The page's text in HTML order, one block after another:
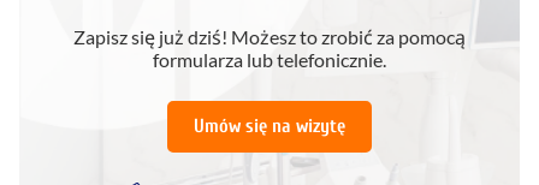
Zapisz się już dziś! Możesz to zrobić za pomocą
formularza lub telefonicznie.
Umów się na wizytę